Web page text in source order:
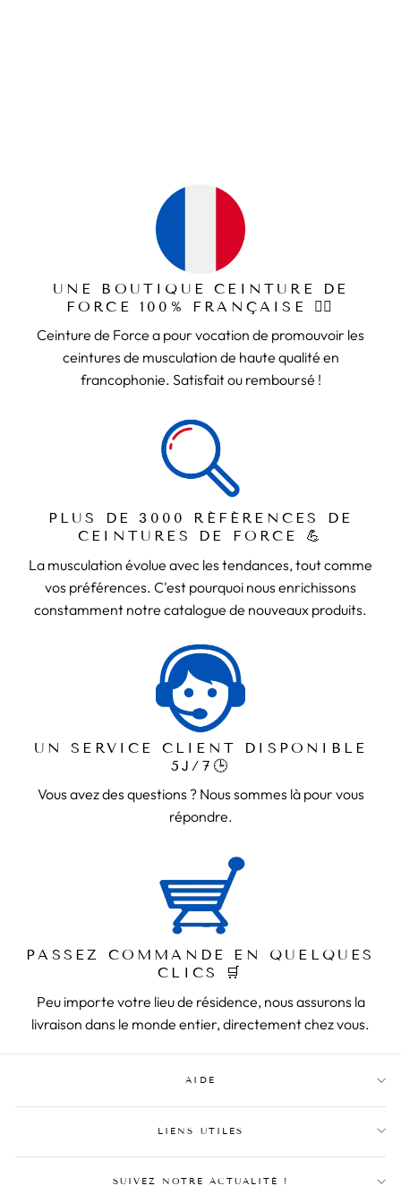
UNE BOUTIQUE CEINTURE DE
FORCE 100% FRANÇAISE 🏋️‍♂️
Ceinture de Force a pour vocation de promouvoir les
ceintures de musculation de haute qualité en
francophonie. Satisfait ou remboursé !
PLUS DE 3000 RÉFÉRENCES DE
CEINTURES DE FORCE 💪
La musculation évolue avec les tendances, tout comme
vos préférences. C'est pourquoi nous enrichissons
constamment notre catalogue de nouveaux produits.
UN SERVICE CLIENT DISPONIBLE
5J/7🕒
Vous avez des questions ? Nous sommes là pour vous
répondre.
PASSEZ COMMANDE EN QUELQUES
CLICS 🛒
Peu importe votre lieu de résidence, nous assurons la
livraison dans le monde entier, directement chez vous.
AIDE
LIENS UTILES
SUIVEZ NOTRE ACTUALITÉ !